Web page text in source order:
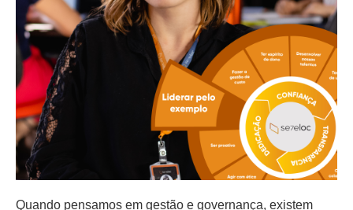
Quando pensamos em gestão e governança, existem